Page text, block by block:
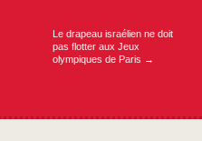
Le drapeau israélien ne doit
pas flotter aux Jeux
olympiques de Paris →